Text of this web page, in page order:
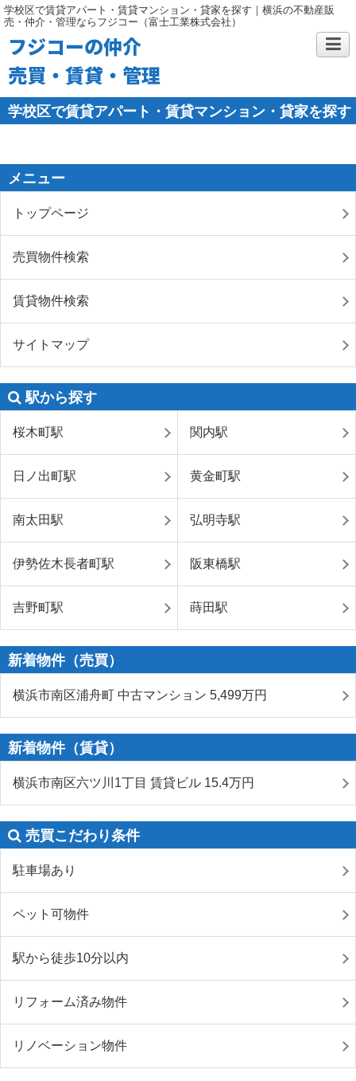
学校区で賃貸アパート・賃貸マンション・貸家を探す｜横浜の不動産販
売・仲介・管理ならフジコー（富士工業株式会社）
フジコーの仲介
売買・賃貸・管理
学校区で賃貸アパート・賃貸マンション・貸家を探す
メニュー
トップページ
売買物件検索
賃貸物件検索
サイトマップ
駅から探す
桜木町駅 関内駅
日ノ出町駅 黄金町駅
南太田駅 弘明寺駅
伊勢佐木長者町駅 阪東橋駅
吉野町駅 蒔田駅
新着物件（売買）
横浜市南区浦舟町 中古マンション 5,499万円
新着物件（賃貸）
横浜市南区六ツ川1丁目 賃貸ビル 15.4万円
売買こだわり条件
駐車場あり
ペット可物件
駅から徒歩10分以内
リフォーム済み物件
リノベーション物件